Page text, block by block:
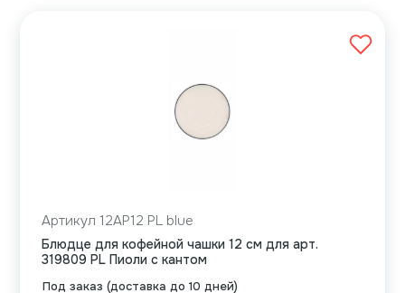
Под заказ (доставка до 10 дней)
Артикул 12AP12 PL blue
Блюдце для кофейной чашки 12 см для арт.
319809 PL Пиоли с кантом